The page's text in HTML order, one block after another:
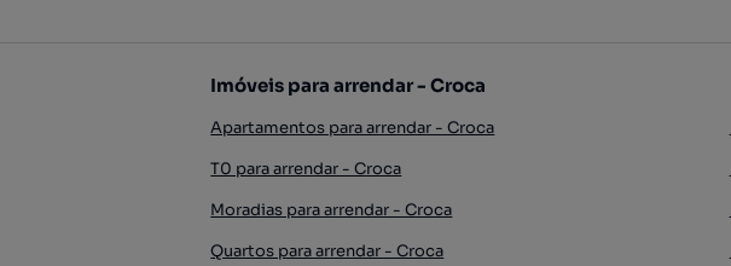
Imóveis para arrendar - Croca
Apartamentos para arrendar - Croca
T0 para arrendar - Croca
Moradias para arrendar - Croca
Quartos para arrendar - Croca